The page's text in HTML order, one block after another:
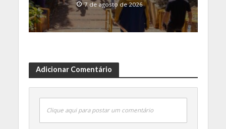
7 de agosto de 2026
Adicionar Comentário
Clique aqui para postar um comentário